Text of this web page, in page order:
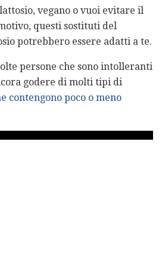
vegano o vuoi evitare il
questi sostituti del
potrebbero essere adatti a te.
persone che sono intolleranti
godere di molti tipi di
contengono poco o meno